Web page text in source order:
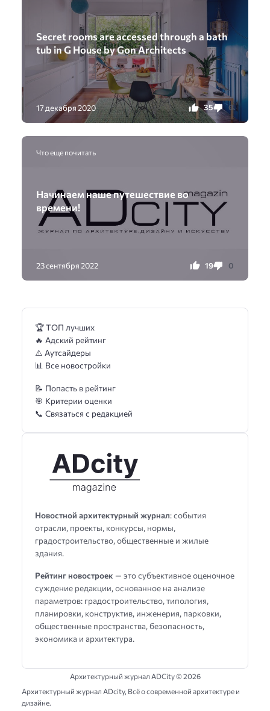
Secret rooms are accessed through a bath
tub in G House by Gon Architects
17 декабря 2020 35 0
Что еще почитать
Начинаем наше путешествие во
времени!
23 сентября 2022 19 0
Новостной архитектурный журнал: события
отрасли, проекты, конкурсы, нормы,
градостроительство, общественные и жилые
здания.
Рейтинг новостроек — это субъективное оценочное
суждение редакции, основанное на анализе
параметров: градостроительство, типология,
планировки, конструктив, инженерия, парковки,
общественные пространства, безопасность,
экономика и архитектура.
🏆 ТОП лучших
🔥 Адский рейтинг
⚠️ Аутсайдеры
📊 Все новостройки
📝 Попасть в рейтинг
🎯 Критерии оценки
📞 Связаться с редакцией
Архитектурный журнал ADCity ©2026
Архитектурный журнал ADсity, Всё о современной архитектуре и
дизайне.